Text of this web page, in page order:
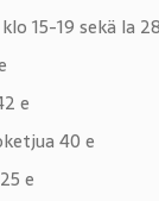
15-19 sekä la
e
40 e
e